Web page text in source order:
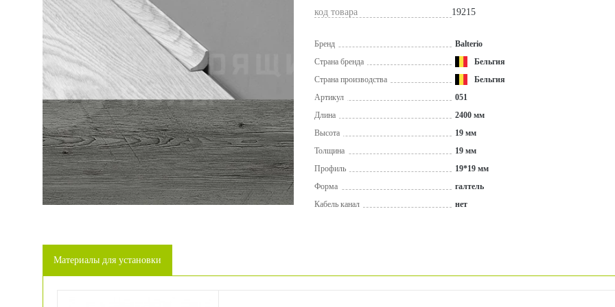
код товара 19215
Бренд
Balterio
Страна бренда
Бельгия
Страна производства
Бельгия
Артикул
051
Длина
2400 мм
Высота
19 мм
Толщина
19 мм
Профиль
19*19 мм
Форма
галтель
Кабель канал
нет
Материалы для установки